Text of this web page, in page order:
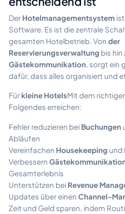
Der Hotelmanagementsystem
Software. Es ist die zentrale
gesamten Hotelbetrieb. Von der
Reservierungsverwaltung bis hin
Gästekommunikation, sorgt ein
dafür, dass alles organisiert und
Für kleine HotelsMit dem
Folgendes erreichen:
Fehler reduzieren bei Buchungen
Abläufen
Vereinfachen Housekeeping und
Verbessern
Gesamterlebnis
Unterstützen bei Revenue
Updates über einen Channel-
Zeit und Geld sparen, indem